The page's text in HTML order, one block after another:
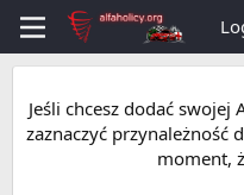
Jeśli chcesz dodać
zaznaczyć przynależność
moment,